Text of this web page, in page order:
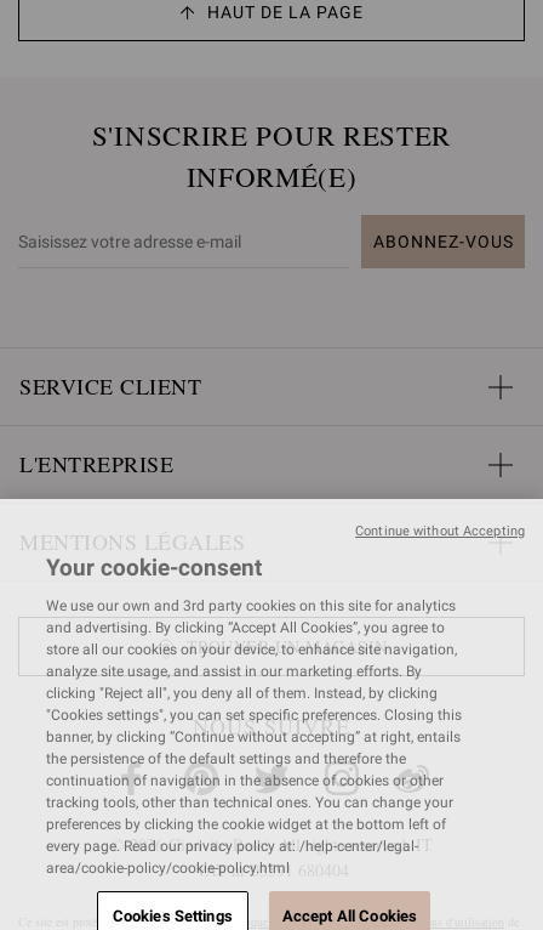
HAUT DE LA PAGE
S'INSCRIRE POUR RESTER
INFORMÉ(E)
ABONNEZ-VOUS
SERVICE CLIENT
L'ENTREPRISE
MENTIONS LÉGALES
TROUVER UN MAGASIN
NOUS SUIVRE
© 2026 Gianvito Rossi. All rights reserved. IT
VAT nr 03591 680404
Ce site est protégé par reCAPTCHA et laPolitique de confidentialité et lesConditions d'utilisation
Your cookie-consent
We use our own and 3rd party cookies on this site for analytics
and advertising. By clicking “Accept All Cookies”, you agree to
store all our cookies on your device, to enhance site navigation,
analyze site usage, and assist in our marketing efforts. By
clicking "Reject all", you deny all of them. Instead, by clicking
"Cookies settings", you can set specific preferences. Closing this
banner, by clicking “Continue without accepting” at right, entails
the persistence of the default settings and therefore the
continuation of navigation in the absence of cookies or other
tracking tools, other than technical ones. You can change your
preferences by clicking the cookie widget at the bottom left of
every page. Read our privacy policy at: /help-center/legal-
area/cookie-policy/cookie-policy.html
Cookies Settings Accept All Cookies
Continue without Accepting